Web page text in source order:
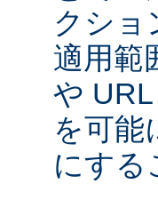
クショ
適用範
や
を可能
にする